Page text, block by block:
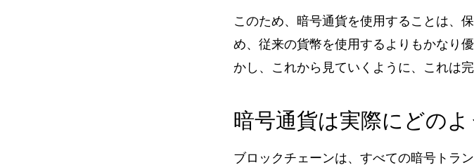
このため、暗号通貨を使用することは、
め、従来の貨幣を使用するよりもかなり
かし、これから見ていくように、これは
暗号通貨は実際にどの
ブロックチェーンは、すべての暗号トラ